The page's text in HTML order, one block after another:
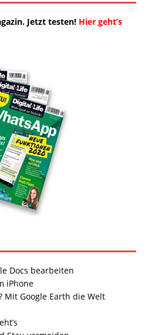
Jetzt testen! Hier geht’s
Docs bearbeiten
iPhone
Mit Google Earth die Welt